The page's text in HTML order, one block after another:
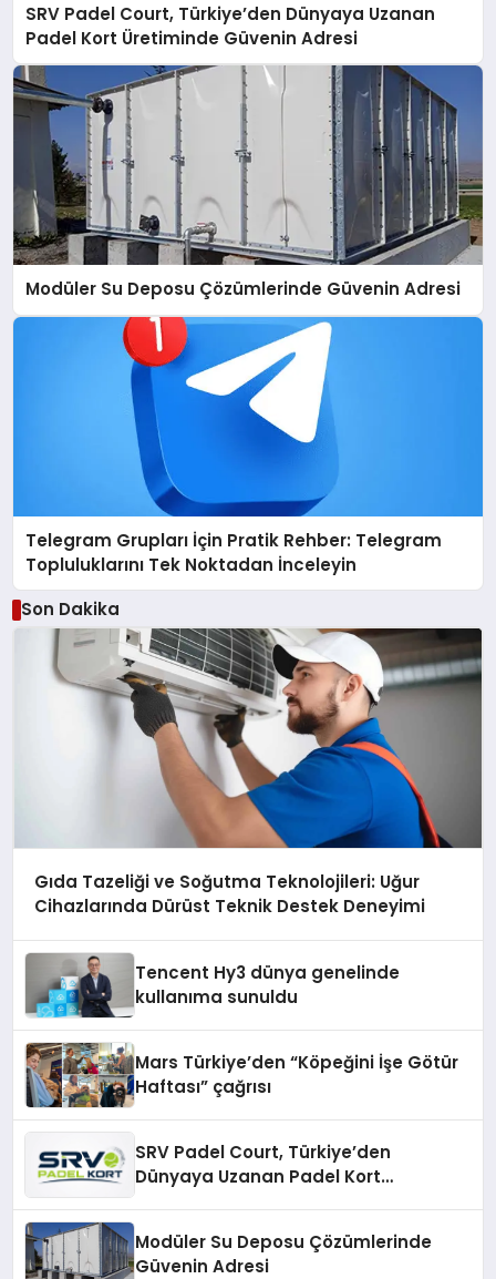
SRV Padel Court, Türkiye’den Dünyaya Uzanan
Padel Kort Üretiminde Güvenin Adresi
Modüler Su Deposu Çözümlerinde Güvenin Adresi
Telegram Grupları İçin Pratik Rehber: Telegram
Topluluklarını Tek Noktadan İnceleyin
Son Dakika
Gıda Tazeliği ve Soğutma Teknolojileri: Uğur
Cihazlarında Dürüst Teknik Destek Deneyimi
Tencent Hy3 dünya genelinde
kullanıma sunuldu
Mars Türkiye’den “Köpeğini İşe Götür
Haftası” çağrısı
SRV Padel Court, Türkiye’den
Dünyaya Uzanan Padel Kort
Modüler Su Deposu Çözümlerinde
Güvenin Adresi